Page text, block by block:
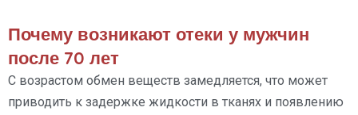
Почему возникают отеки у мужчин
после 70 лет
С возрастом обмен веществ замедляется, что может
приводить к задержке жидкости в тканях и появлению